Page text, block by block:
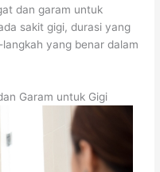
dan garam untuk
sakit gigi, durasi yang
yang benar dalam
Garam untuk Gigi